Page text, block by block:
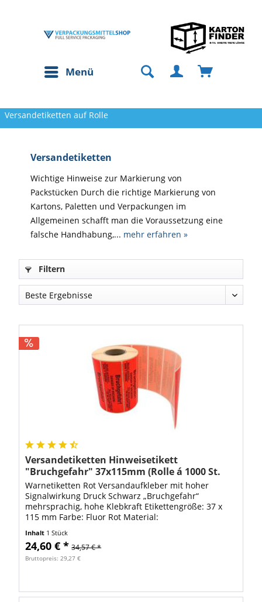
Menü
Versandetiketten auf Rolle
Versandetiketten
Wichtige Hinweise zur Markierung von
Packstücken Durch die richtige Markierung von
Kartons, Paletten und Verpackungen im
Allgemeinen schafft man die Voraussetzung eine
falsche Handhabung,... mehr erfahren »
Filtern
Versandetiketten Hinweisetikett
"Bruchgefahr" 37x115mm (Rolle á 1000 St.
Etiketten)
Warnetiketten Rot Versandaufkleber mit hoher
Signalwirkung Druck Schwarz „Bruchgefahr“
mehrsprachig, hohe Klebkraft Etikettengröße: 37 x
115 mm Farbe: Fluor Rot Material:
1000 Stück...
Inhalt 1 Stück
24,60 € * 34,57 € *
Bruttopreis: 29,27 €